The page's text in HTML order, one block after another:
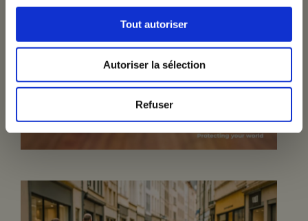
Tout autoriser
Autoriser la sélection
Refuser